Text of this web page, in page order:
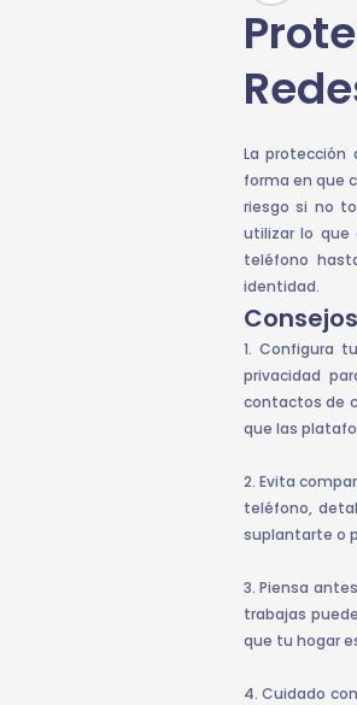
La protección
forma en que
riesgo si no
utilizar lo que
teléfono
identidad.
1. Configura
privacidad
contactos de
que las
2. Evita
teléfono,
suplantarte o
3. Piensa
trabajas
que tu hogar
4. Cuidado